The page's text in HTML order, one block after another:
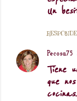
Un
Pecosa75
Tiene
que